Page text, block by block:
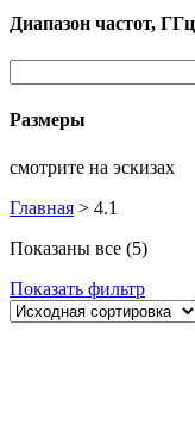
Диапазон частот, ГГц
Размеры
смотрите на эскизах
Главная > 4.1
Показаны все (5)
Показать фильтр